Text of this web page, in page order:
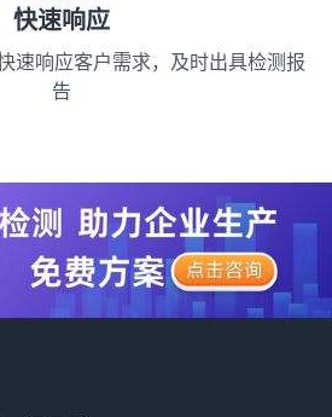
快速响应
速响应客户需求，及时出具检测报
告